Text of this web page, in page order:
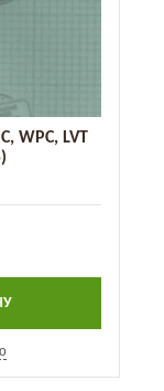
WPC, LVT